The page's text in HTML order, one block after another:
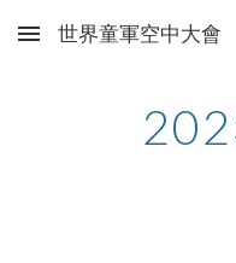
Skip to main content
世界童軍空中大會